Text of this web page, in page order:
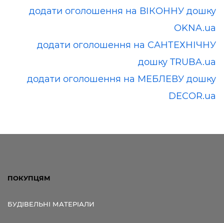
додати оголошення на ВІКОННУ дошку
OKNA.ua
додати оголошення на САНТЕХНІЧНУ
дошку TRUBA.ua
додати оголошення на МЕБЛЕВУ дошку
DECOR.ua
ПОКУПЦЯМ
БУДІВЕЛЬНІ МАТЕРІАЛИ